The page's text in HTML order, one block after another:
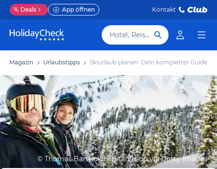
% Deals App öffnen Kontakt
Hotel, Reiseziel
Magazin Urlaubstipps Skiurlaub planen: Dein kompletter Guide
© Thomas Barwick/DigitalVision via Getty Images